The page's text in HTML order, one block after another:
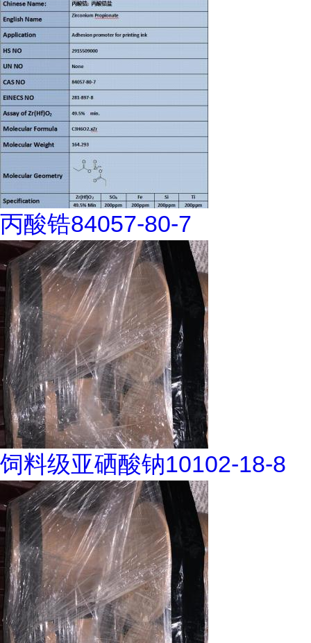
丙酸锆84057-80-7
饲料级亚硒酸钠10102-18-8